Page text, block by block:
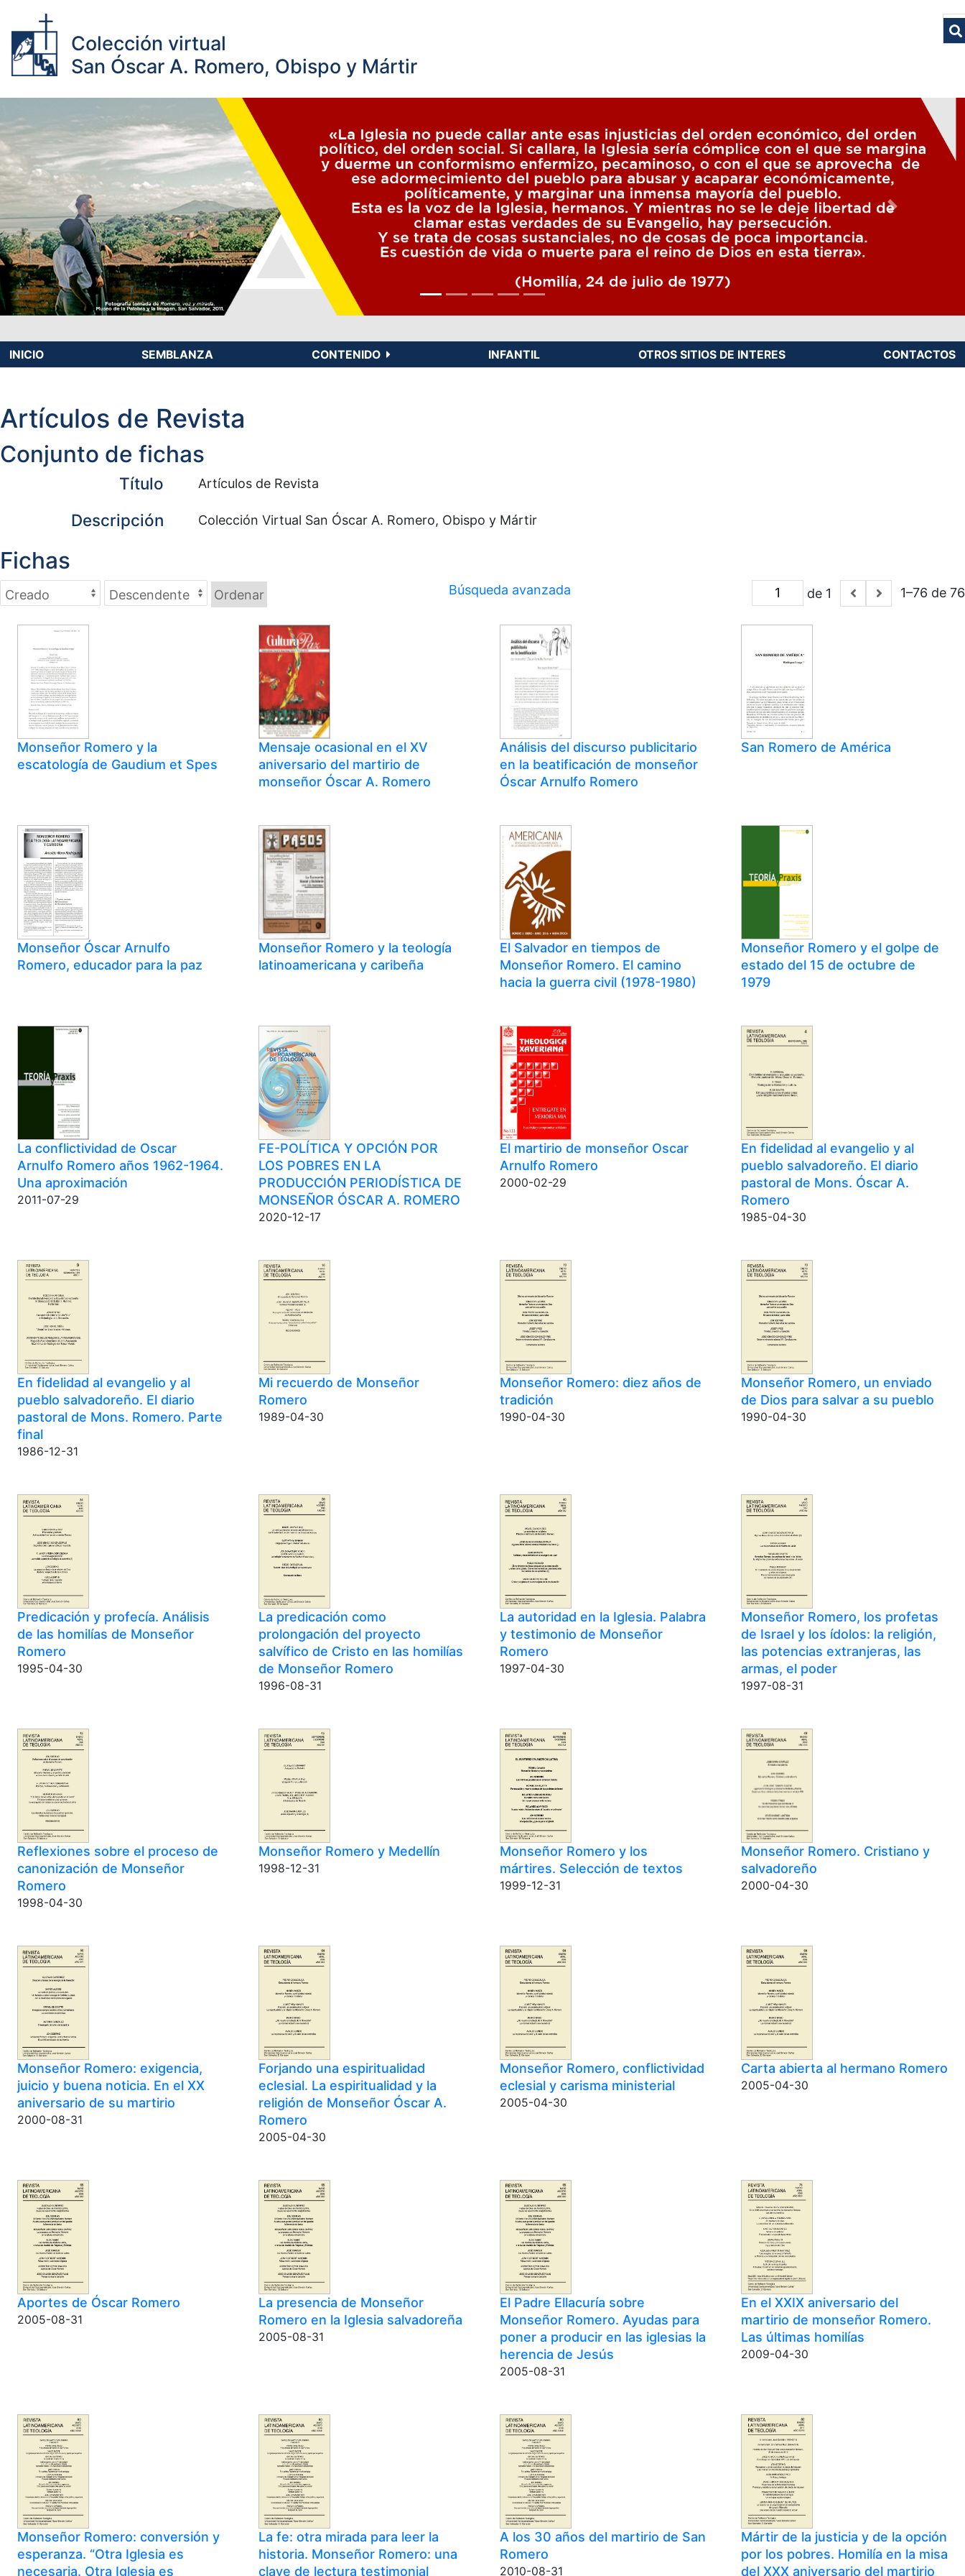
Colección virtual
San Óscar A. Romero, Obispo y Mártir
INICIO SEMBLANZA CONTENIDO INFANTIL OTROS SITIOS DE INTERES CONTACTOS
Artículos de Revista
Conjunto de fichas
Título Artículos de Revista
Descripción Colección Virtual San Óscar A. Romero, Obispo y Mártir
Fichas
de 1 1–76 de 76
Búsqueda avanzada
Ordenar
Monseñor Romero y la
escatología de Gaudium et Spes
Mensaje ocasional en el XV
aniversario del martirio de
monseñor Óscar A. Romero
Análisis del discurso publicitario
en la beatificación de monseñor
Óscar Arnulfo Romero
San Romero de América
Monseñor Óscar Arnulfo
Romero, educador para la paz
Monseñor Romero y la teología
latinoamericana y caribeña
El Salvador en tiempos de
Monseñor Romero. El camino
hacia la guerra civil (1978-1980)
Monseñor Romero y el golpe de
estado del 15 de octubre de
1979
La conflictividad de Oscar
Arnulfo Romero años 1962-1964.
Una aproximación
2011-07-29
FE-POLÍTICA Y OPCIÓN POR
LOS POBRES EN LA
PRODUCCIÓN PERIODÍSTICA DE
MONSEÑOR ÓSCAR A. ROMERO
2020-12-17
El martirio de monseñor Oscar
Arnulfo Romero
2000-02-29
En fidelidad al evangelio y al
pueblo salvadoreño. El diario
pastoral de Mons. Óscar A.
Romero
1985-04-30
En fidelidad al evangelio y al
pueblo salvadoreño. El diario
pastoral de Mons. Romero. Parte
final
1986-12-31
Mi recuerdo de Monseñor
Romero
1989-04-30
Monseñor Romero: diez años de
tradición
1990-04-30
Monseñor Romero, un enviado
de Dios para salvar a su pueblo
1990-04-30
Predicación y profecía. Análisis
de las homilías de Monseñor
Romero
1995-04-30
La predicación como
prolongación del proyecto
salvífico de Cristo en las homilías
de Monseñor Romero
1996-08-31
La autoridad en la Iglesia. Palabra
y testimonio de Monseñor
Romero
1997-04-30
Monseñor Romero, los profetas
de Israel y los ídolos: la religión,
las potencias extranjeras, las
armas, el poder
1997-08-31
Reflexiones sobre el proceso de
canonización de Monseñor
Romero
1998-04-30
Monseñor Romero y Medellín
1998-12-31
Monseñor Romero y los
mártires. Selección de textos
1999-12-31
Monseñor Romero. Cristiano y
salvadoreño
2000-04-30
Monseñor Romero: exigencia,
juicio y buena noticia. En el XX
aniversario de su martirio
2000-08-31
Forjando una espiritualidad
eclesial. La espiritualidad y la
religión de Monseñor Óscar A.
Romero
2005-04-30
Monseñor Romero, conflictividad
eclesial y carisma ministerial
2005-04-30
Carta abierta al hermano Romero
2005-04-30
Aportes de Óscar Romero
2005-08-31
La presencia de Monseñor
Romero en la Iglesia salvadoreña
2005-08-31
El Padre Ellacuría sobre
Monseñor Romero. Ayudas para
poner a producir en las iglesias la
herencia de Jesús
2005-08-31
En el XXIX aniversario del
martirio de monseñor Romero.
Las últimas homilías
2009-04-30
Monseñor Romero: conversión y
esperanza. “Otra Iglesia es
necesaria. Otra Iglesia es
La fe: otra mirada para leer la
historia. Monseñor Romero: una
clave de lectura testimonial
A los 30 años del martirio de San
Romero
2010-08-31
Mártir de la justicia y de la opción
por los pobres. Homilía en la misa
del XXX aniversario del martirio